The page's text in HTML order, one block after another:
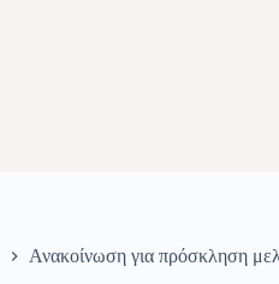
Ανακοίνωση για πρόσκληση